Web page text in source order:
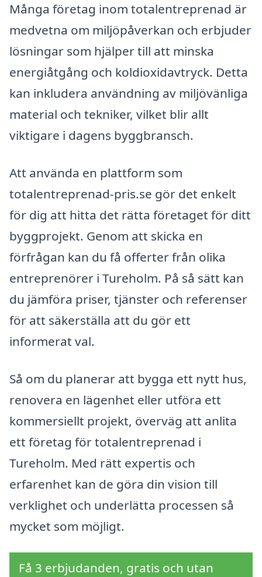
Många företag inom totalentreprenad är
medvetna om miljöpåverkan och erbjuder
lösningar som hjälper till att minska
energiåtgång och koldioxidavtryck. Detta
kan inkludera användning av miljövänliga
material och tekniker, vilket blir allt
viktigare i dagens byggbransch.
Att använda en plattform som
totalentreprenad-pris.se gör det enkelt
för dig att hitta det rätta företaget för ditt
byggprojekt. Genom att skicka en
förfrågan kan du få offerter från olika
entreprenörer i Tureholm. På så sätt kan
du jämföra priser, tjänster och referenser
för att säkerställa att du gör ett
informerat val.
Så om du planerar att bygga ett nytt hus,
renovera en lägenhet eller utföra ett
kommersiellt projekt, överväg att anlita
ett företag för totalentreprenad i
Tureholm. Med rätt expertis och
erfarenhet kan de göra din vision till
verklighet och underlätta processen så
mycket som möjligt.
Få 3 erbjudanden, gratis och utan